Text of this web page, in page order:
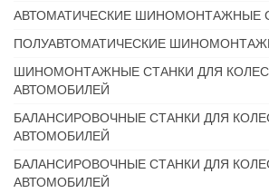
АВТОМАТИЧЕСКИЕ ШИНОМОНТАЖНЫЕ
ПОЛУАВТОМАТИЧЕСКИЕ
ШИНОМОНТАЖНЫЕ СТАНКИ ДЛЯ
АВТОМОБИЛЕЙ
БАЛАНСИРОВОЧНЫЕ СТАНКИ ДЛЯ
АВТОМОБИЛЕЙ
БАЛАНСИРОВОЧНЫЕ СТАНКИ ДЛЯ
АВТОМОБИЛЕЙ